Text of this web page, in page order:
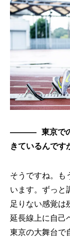
東京で
きているんです
そうですね。も
います。ずっと
足りない感覚は
延長線上に自己
東京の大舞台で